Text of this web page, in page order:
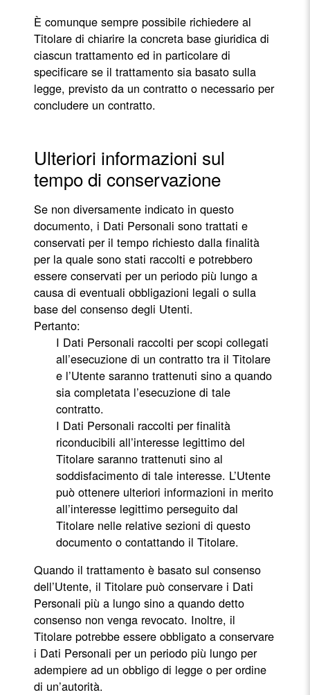
È comunque sempre possibile richiedere al
Titolare di chiarire la concreta base giuridica di
ciascun trattamento ed in particolare di
specificare se il trattamento sia basato sulla
legge, previsto da un contratto o necessario per
concludere un contratto.
Ulteriori informazioni sul
tempo di conservazione
Se non diversamente indicato in questo
documento, i Dati Personali sono trattati e
conservati per il tempo richiesto dalla finalità
per la quale sono stati raccolti e potrebbero
essere conservati per un periodo più lungo a
causa di eventuali obbligazioni legali o sulla
base del consenso degli Utenti.
Pertanto:
I Dati Personali raccolti per scopi collegati
all’esecuzione di un contratto tra il Titolare
e l’Utente saranno trattenuti sino a quando
sia completata l’esecuzione di tale
contratto.
I Dati Personali raccolti per finalità
riconducibili all’interesse legittimo del
Titolare saranno trattenuti sino al
soddisfacimento di tale interesse. L’Utente
può ottenere ulteriori informazioni in merito
all’interesse legittimo perseguito dal
Titolare nelle relative sezioni di questo
documento o contattando il Titolare.
Quando il trattamento è basato sul consenso
dell’Utente, il Titolare può conservare i Dati
Personali più a lungo sino a quando detto
consenso non venga revocato. Inoltre, il
Titolare potrebbe essere obbligato a conservare
i Dati Personali per un periodo più lungo per
adempiere ad un obbligo di legge o per ordine
di un’autorità.